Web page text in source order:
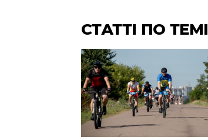
СТАТТІ ПО ТЕМІ